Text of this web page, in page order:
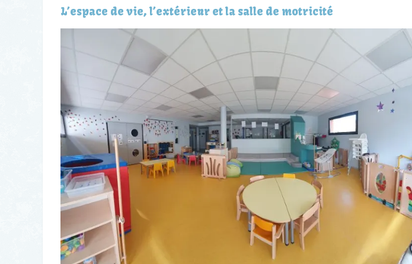
L’espace de vie, l’extérieur et la salle de motricité